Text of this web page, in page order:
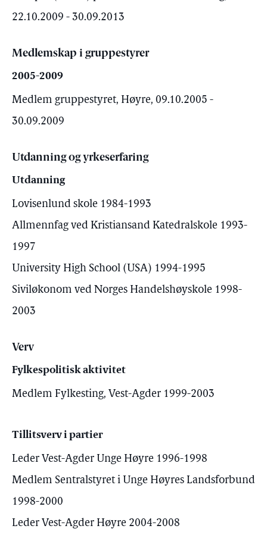
22.10.2009 - 30.09.2013
Medlemskap i gruppestyrer
2005-2009
Medlem gruppestyret, Høyre, 09.10.2005 -
30.09.2009
Utdanning og yrkeserfaring
Utdanning
Lovisenlund skole 1984-1993
Allmennfag ved Kristiansand Katedralskole 1993-
1997
University High School (USA) 1994-1995
Siviløkonom ved Norges Handelshøyskole 1998-
2003
Verv
Fylkespolitisk aktivitet
Medlem Fylkesting, Vest-Agder 1999-2003
Tillitsverv i partier
Leder Vest-Agder Unge Høyre 1996-1998
Medlem Sentralstyret i Unge Høyres Landsforbund
1998-2000
Leder Vest-Agder Høyre 2004-2008